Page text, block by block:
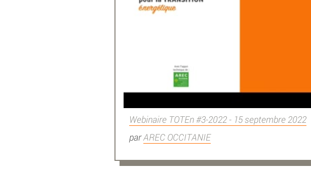
Webinaire TOTEn #3-2022 - 15 septembre 2022
parAREC OCCITANIE